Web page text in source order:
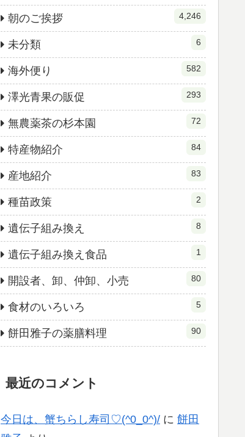
朝のご挨拶 4,246
未分類 6
海外便り 582
澤光青果の販促 293
無農薬茶の杉本園 72
特産物紹介 84
産地紹介 83
種苗政策 2
遺伝子組み換え 8
遺伝子組み換え食品 1
開設者、卸、仲卸、小売 80
食材のいろいろ 5
餅田雅子の薬膳料理 90
最近のコメント
今日は、蟹ちらし寿司♡(^0_0^)/ に 餅田